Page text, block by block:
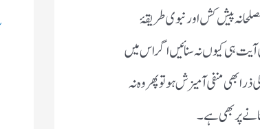
پیش کش اور نبوی طریقۂ
ہی کیوں نہ سنائیں اگر اس میں
بھی منفی آمیزش ہو تو پھر وہ نہ
پر بھی ہے۔